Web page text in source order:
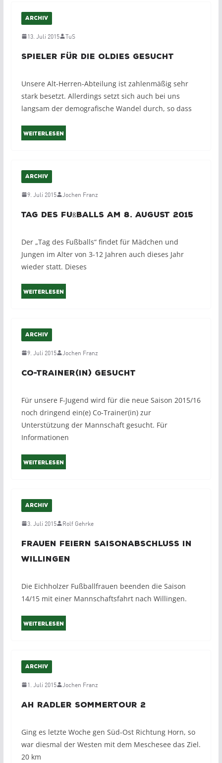
ARCHIV
13. Juli 2015 TuS
Spieler für die Oldies gesucht
Unsere Alt-Herren-Abteilung ist zahlenmäßig sehr
stark besetzt. Allerdings setzt sich auch bei uns
langsam der demografische Wandel durch, so dass
Weiterlesen
ARCHIV
9. Juli 2015 Jochen Franz
Tag des Fußballs am 8. August 2015
Der „Tag des Fußballs“ findet für Mädchen und
Jungen im Alter von 3-12 Jahren auch dieses Jahr
wieder statt. Dieses
Weiterlesen
ARCHIV
9. Juli 2015 Jochen Franz
Co-Trainer(in) gesucht
Für unsere F-Jugend wird für die neue Saison 2015/16
noch dringend ein(e) Co-Trainer(in) zur
Unterstützung der Mannschaft gesucht. Für
Informationen
Weiterlesen
ARCHIV
3. Juli 2015 Rolf Gehrke
Frauen feiern Saisonabschluss in
Willingen
Die Eichholzer Fußballfrauen beenden die Saison
14/15 mit einer Mannschaftsfahrt nach Willingen.
Weiterlesen
ARCHIV
1. Juli 2015 Jochen Franz
AH Radler Sommertour 2
Ging es letzte Woche gen Süd-Ost Richtung Horn, so
war diesmal der Westen mit dem Meschesee das Ziel.
20 km